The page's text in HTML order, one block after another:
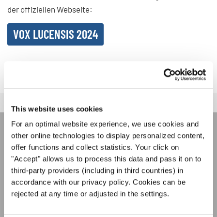
This website uses cookies
For an optimal website experience, we use cookies and
other online technologies to display personalized content,
offer functions and collect statistics. Your click on
"Accept" allows us to process this data and pass it on to
third-party providers (including in third countries) in
accordance with our privacy policy. Cookies can be
rejected at any time or adjusted in the settings.
der offiziellen Webseite:
VOX LUCENSIS 2024
Datenschutzhinweis
INTERKULTUR NEWSLETTER
Festivals, Chorwettbewerbe, Mitsingprojekte:
Besondere Veranstaltungshinweise und
Auftrittsmöglichkeiten bekommen Sie im